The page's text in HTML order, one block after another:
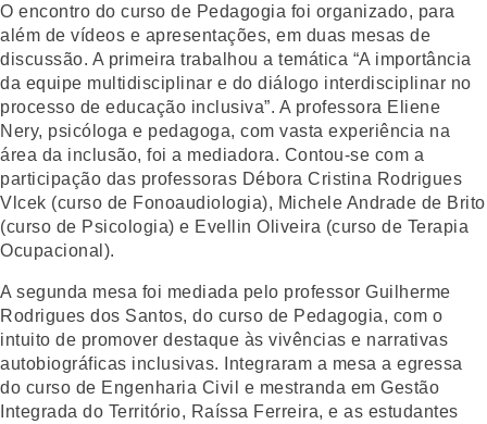
O encontro do curso de Pedagogia foi organizado, para
além de vídeos e apresentações, em duas mesas de
discussão. A primeira trabalhou a temática “A importância
da equipe multidisciplinar e do diálogo interdisciplinar no
processo de educação inclusiva”. A professora Eliene
Nery, psicóloga e pedagoga, com vasta experiência na
área da inclusão, foi a mediadora. Contou-se com a
participação das professoras Débora Cristina Rodrigues
Vlcek (curso de Fonoaudiologia), Michele Andrade de Brito
(curso de Psicologia) e Evellin Oliveira (curso de Terapia
Ocupacional).
A segunda mesa foi mediada pelo professor Guilherme
Rodrigues dos Santos, do curso de Pedagogia, com o
intuito de promover destaque às vivências e narrativas
autobiográficas inclusivas. Integraram a mesa a egressa
do curso de Engenharia Civil e mestranda em Gestão
Integrada do Território, Raíssa Ferreira, e as estudantes